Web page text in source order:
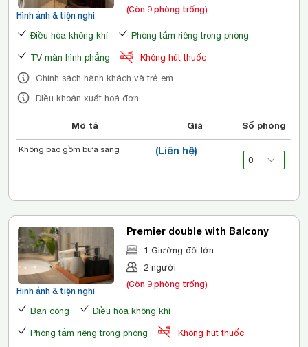
Hình ảnh & tiện nghi
(Còn 9 phòng trống)
Điều hòa không khí Phòng tắm riêng trong phòng
TV màn hình phẳng
Không hút thuốc
Chính sách hành khách và trẻ em
Điều khoản xuất hoá đơn
Mô tả Giá Số phòng
(Liên hệ)
Không bao gồm bữa sáng
Hình ảnh & tiện nghi
Premier double with Balcony
1 Giường đôi lớn
2 người
(Còn 9 phòng trống)
Ban công Điều hòa không khí
Phòng tắm riêng trong phòng
Không hút thuốc